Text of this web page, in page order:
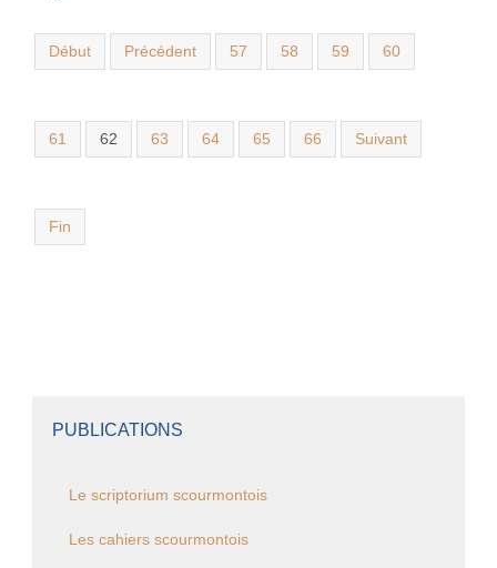
Début Précédent 57 58 59 60
61 62 63 64 65 66 Suivant
Fin
PUBLICATIONS
Le scriptorium scourmontois
Les cahiers scourmontois